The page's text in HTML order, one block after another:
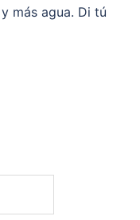
más agua. Di tú